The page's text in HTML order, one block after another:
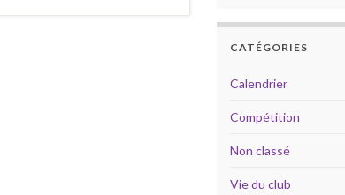
CATÉGORIES
Calendrier
Compétition
Non classé
Vie du club